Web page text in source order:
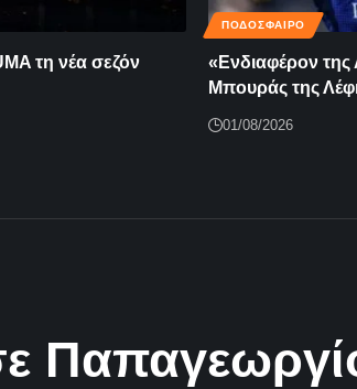
τη νέα σεζόν
ΠΟΔΟΣΦΑΙΡΟ
«Ενδιαφέρον
Μπουράς της
01/08/2026